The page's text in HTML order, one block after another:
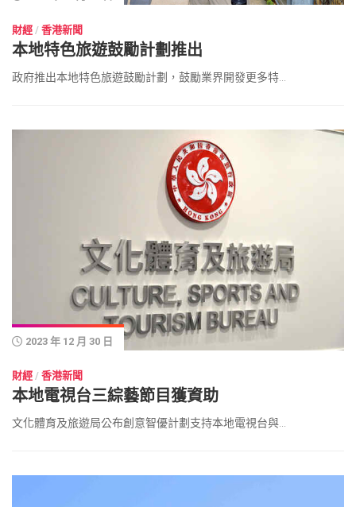
財經 / 香港新聞
本地特色旅遊鼓勵計劃推出
政府推出本地特色旅遊鼓勵計劃，鼓勵業界開發更多特...
2023 年 12 月 30 日
財經 / 香港新聞
本地電視台三綜藝節目獲資助
文化體育及旅遊局公布創意智優計劃支持本地電視台與...